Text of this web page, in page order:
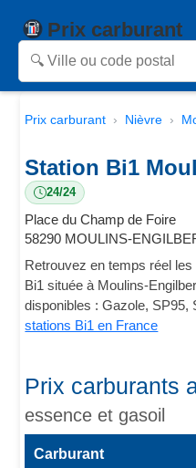
Prix carburant
Prix carburant Nièvre
Station Bi1
24/24
Place du Champ de Foire
58290 MOULINS-
Retrouvez en temps réel les
Bi1 située à Moulins-
disponibles : Gazole,
stations Bi1 en France
Prix carburants
essence et gasoil
Carburant